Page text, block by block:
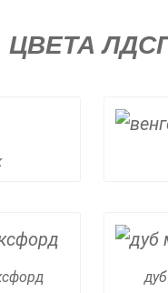
ЦВЕТА